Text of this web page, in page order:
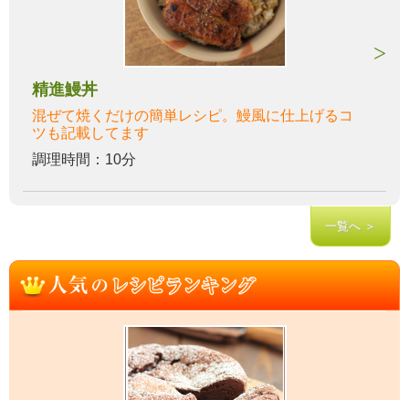
精進鰻丼
混ぜて焼くだけの簡単レシピ。鰻風に仕上げるコ
ツも記載してます
調理時間：10分
一覧へ ＞